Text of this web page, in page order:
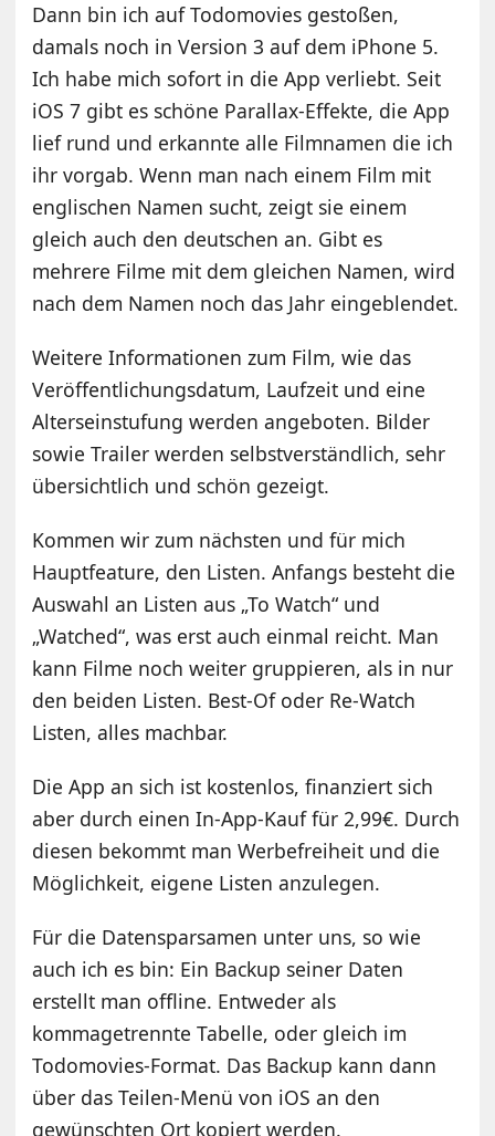
Dann bin ich auf Todomovies gestoßen,
damals noch in Version 3 auf dem iPhone 5.
Ich habe mich sofort in die App verliebt. Seit
iOS 7 gibt es schöne Parallax-Effekte, die App
lief rund und erkannte alle Filmnamen die ich
ihr vorgab. Wenn man nach einem Film mit
englischen Namen sucht, zeigt sie einem
gleich auch den deutschen an. Gibt es
mehrere Filme mit dem gleichen Namen, wird
nach dem Namen noch das Jahr eingeblendet.
Weitere Informationen zum Film, wie das
Veröffentlichungsdatum, Laufzeit und eine
Alterseinstufung werden angeboten. Bilder
sowie Trailer werden selbstverständlich, sehr
übersichtlich und schön gezeigt.
Kommen wir zum nächsten und für mich
Hauptfeature, den Listen. Anfangs besteht die
Auswahl an Listen aus „To Watch“ und
„Watched“, was erst auch einmal reicht. Man
kann Filme noch weiter gruppieren, als in nur
den beiden Listen. Best-Of oder Re-Watch
Listen, alles machbar.
Die App an sich ist kostenlos, finanziert sich
aber durch einen In-App-Kauf für 2,99€. Durch
diesen bekommt man Werbefreiheit und die
Möglichkeit, eigene Listen anzulegen.
Für die Datensparsamen unter uns, so wie
auch ich es bin: Ein Backup seiner Daten
erstellt man offline. Entweder als
kommagetrennte Tabelle, oder gleich im
Todomovies-Format. Das Backup kann dann
über das Teilen-Menü von iOS an den
gewünschten Ort kopiert werden.